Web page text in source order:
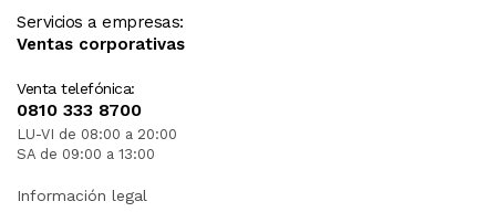
Servicios a empresas:
Ventas corporativas
Venta telefónica:
0810 333 8700
LU-VI de 08:00 a 20:00
SA de 09:00 a 13:00
Información legal